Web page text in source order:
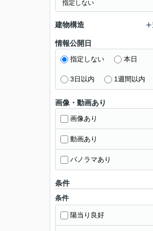
建物構造
情報公開日
指定しない 本日
3日以内 1週間以内
画像・動画あり
画像あり
動画あり
パノラマあり
条件
条件
陽当り良好